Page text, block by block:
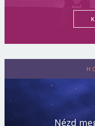
Nézd